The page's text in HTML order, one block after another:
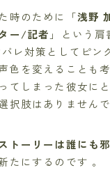
時のために「浅野
ー/記者 」という
レ対策としてピン
色を変えることも
てしまった彼女に
択肢はありませんで
トーリーは誰にも
たにするのです 。